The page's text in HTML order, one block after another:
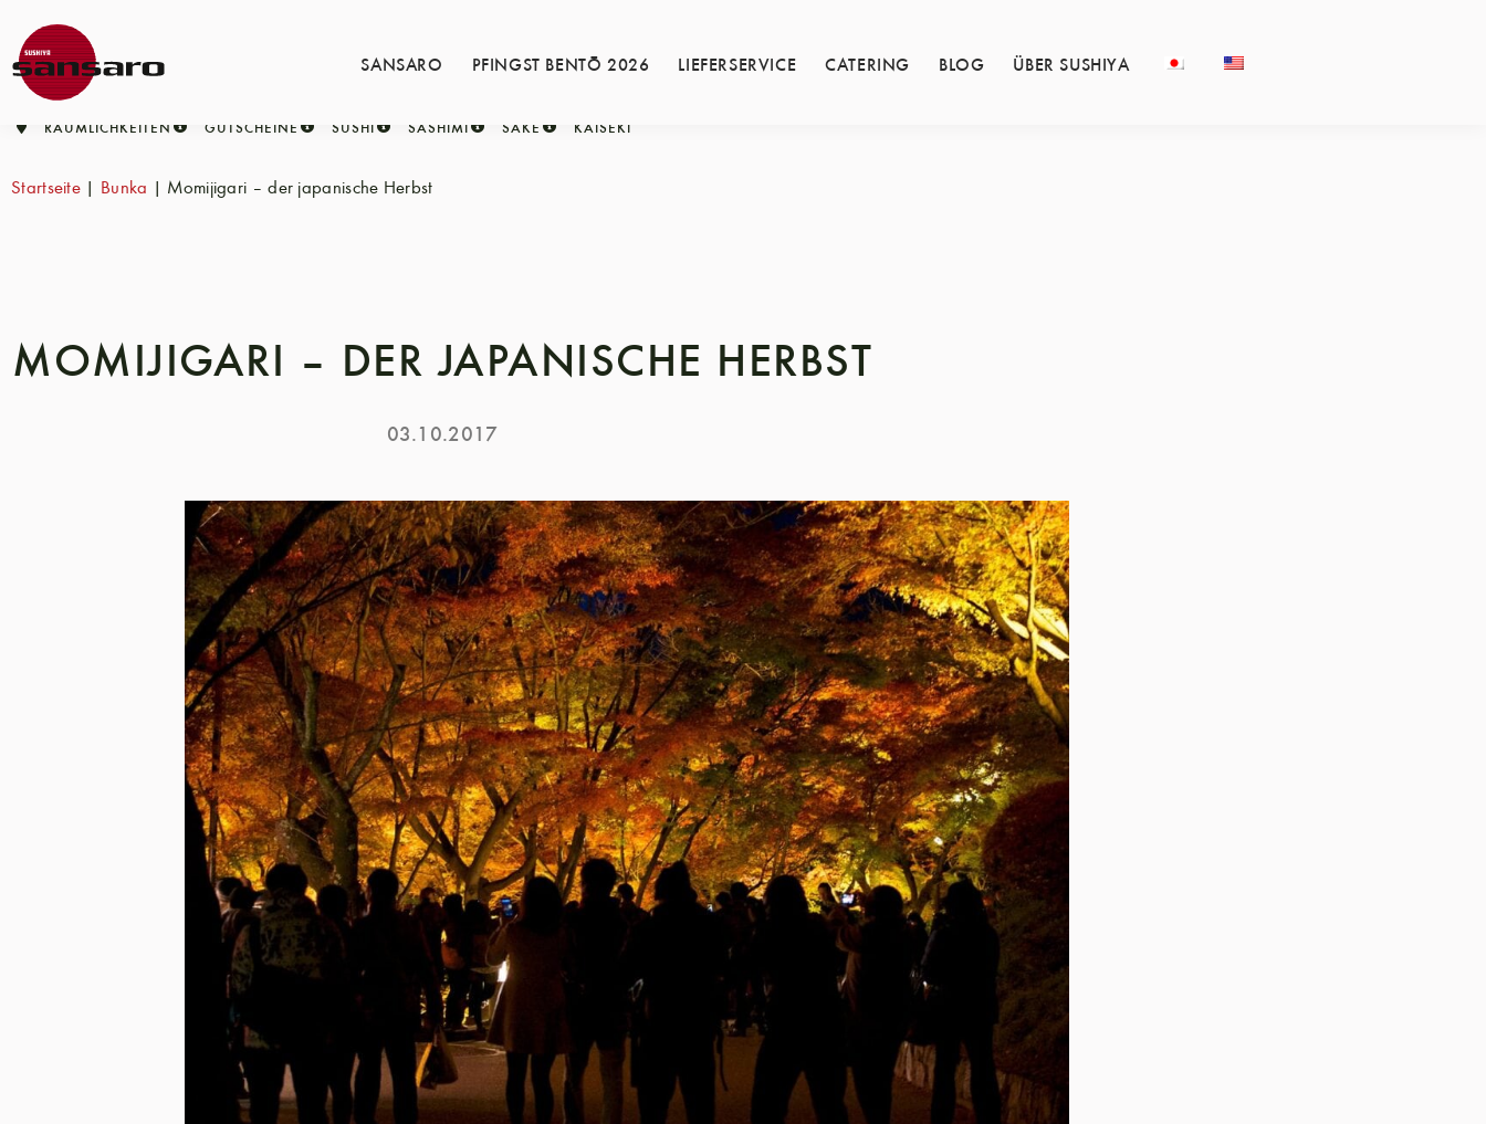
SANSARO PFINGST BENTŌ 2026 LIEFERSERVICE CATERING BLOG ÜBER SUSHIYA
RÄUMLICHKEITEN GUTSCHEINE SUSHI SASHIMI SAKE KAISEKI
Startseite | Bunka | Momijigari – der japanische Herbst
MOMIJIGARI – DER JAPANISCHE HERBST
03.10.2017